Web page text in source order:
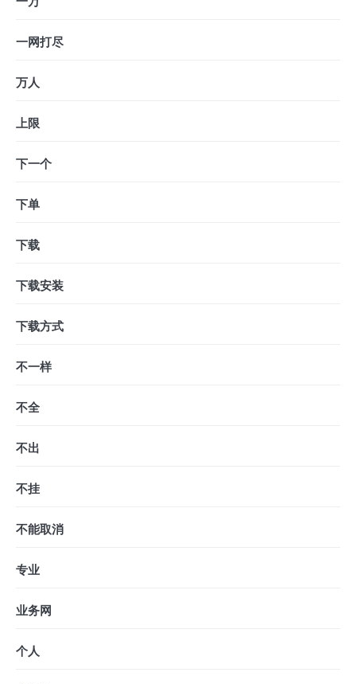
一网打尽
万人
上限
下一个
下单
下载
下载安装
下载方式
不一样
不全
不出
不挂
不能取消
专业
业务网
个人